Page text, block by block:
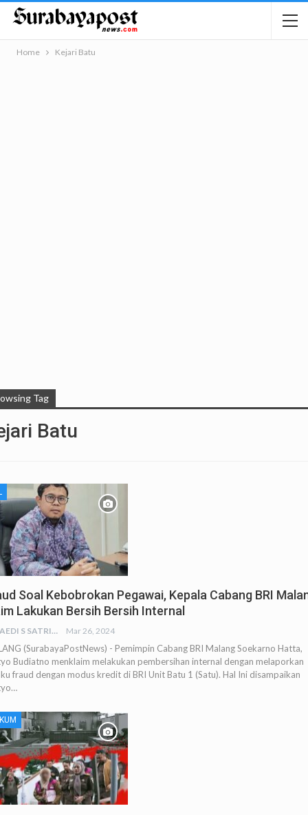
Home Kejari Batu
Tag
Batu
Soal Kebobrokan Pegawai, Kepala Cabang BRI
Lakukan Bersih Bersih Internal
JUNAEDI S SATRIA Mar 26, 2024
(SurabayaPostNews) - Pemimpin Cabang BRI Malang Soekarno Hatta,
Budiatno menklaim melakukan pembersihan internal dengan melaporkan
fraud dengan modus kredit di BRI Unit Batu 1 (Satu). Hal Ini disampaikan